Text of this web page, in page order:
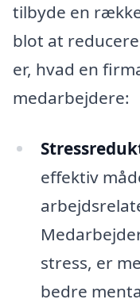
tilbyde en
blot at
er, hvad en
medarbejdere:
effektiv
stress, er
bedre